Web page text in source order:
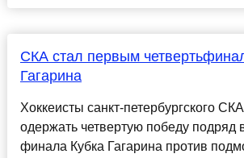
СКА стал первым
Гагарина
Хоккеисты санкт-петербургского
одержать четвертую победу подряд
финала Кубка Гагарина против